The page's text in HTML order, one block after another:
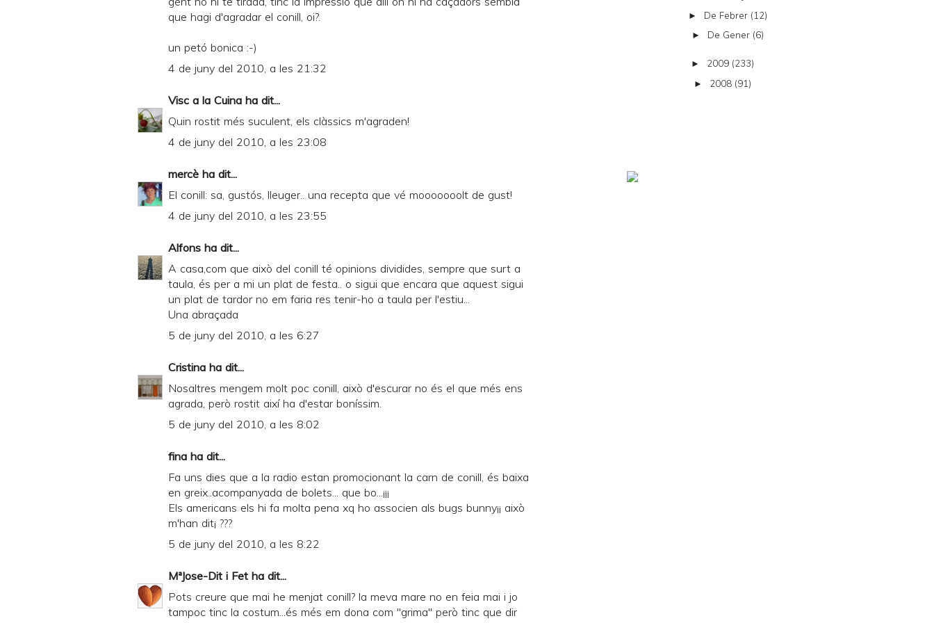
que hagi d'agradar el conill, oi?.
un petó bonica :-)
4 de juny del 2010, a les 21:32
Visc a la Cuina ha dit...
Quin rostit més suculent, els clàssics m'agraden!
4 de juny del 2010, a les 23:08
mercè ha dit...
El conill: sa, gustós, lleuger.. una recepta que vé mooooooolt de gust!
4 de juny del 2010, a les 23:55
Alfons ha dit...
A casa,com que això del conill té opinions dividides, sempre que surt a
taula, és per a mi un plat de festa.. o sigui que encara que aquest sigui
un plat de tardor no em faria res tenir-ho a taula per l'estiu...
Una abraçada
5 de juny del 2010, a les 6:27
Cristina ha dit...
Nosaltres mengem molt poc conill, això d'escurar no és el que més ens
agrada, però rostit així ha d'estar boníssim.
5 de juny del 2010, a les 8:02
fina ha dit...
Fa uns dies que a la radio estan promocionant la carn de conill, és baixa
en greix..acompanyada de bolets... que bo...¡¡¡
Els americans els hi fa molta pena xq ho associen als bugs bunny¡¡ això
m'han dit¡ ???
5 de juny del 2010, a les 8:22
MªJose-Dit i Fet ha dit...
Pots creure que mai he menjat conill? la meva mare no en feia mai i jo
tampoc tinc la costum...és més em dona com "grima" però tinc que dir
► De Febrer (12)
► De Gener (6)
► 2009 (233)
► 2008 (91)